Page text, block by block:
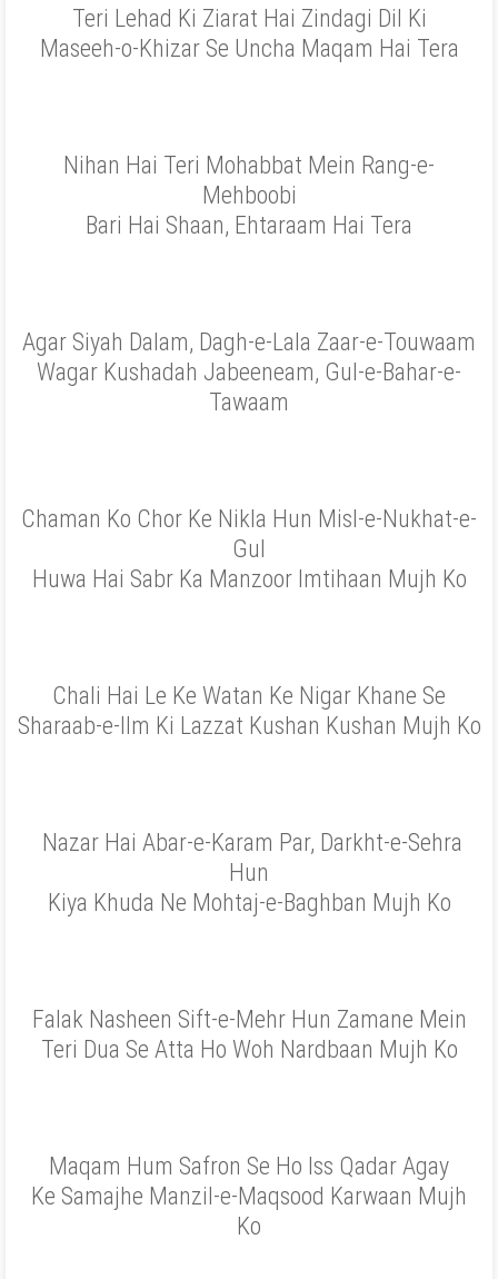
Teri Lehad Ki Ziarat Hai Zindagi Dil Ki
Maseeh-o-Khizar Se Uncha Maqam Hai Tera
Nihan Hai Teri Mohabbat Mein Rang-e-
Mehboobi
Bari Hai Shaan, Ehtaraam Hai Tera
Agar Siyah Dalam, Dagh-e-Lala Zaar-e-Touwaam
Wagar Kushadah Jabeeneam, Gul-e-Bahar-e-
Tawaam
Chaman Ko Chor Ke Nikla Hun Misl-e-Nukhat-e-
Gul
Huwa Hai Sabr Ka Manzoor Imtihaan Mujh Ko
Chali Hai Le Ke Watan Ke Nigar Khane Se
Sharaab-e-Ilm Ki Lazzat Kushan Kushan Mujh Ko
Nazar Hai Abar-e-Karam Par, Darkht-e-Sehra
Hun
Kiya Khuda Ne Mohtaj-e-Baghban Mujh Ko
Falak Nasheen Sift-e-Mehr Hun Zamane Mein
Teri Dua Se Atta Ho Woh Nardbaan Mujh Ko
Maqam Hum Safron Se Ho Iss Qadar Agay
Ke Samajhe Manzil-e-Maqsood Karwaan Mujh
Ko